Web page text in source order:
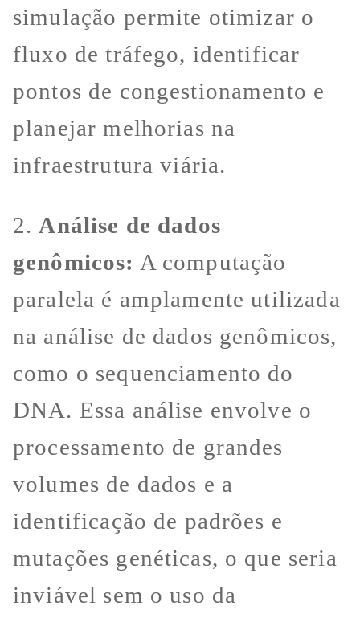
simulação permite otimizar o
fluxo de tráfego, identificar
pontos de congestionamento e
planejar melhorias na
infraestrutura viária.
2. Análise de dados
genômicos: A computação
paralela é amplamente utilizada
na análise de dados genômicos,
como o sequenciamento do
DNA. Essa análise envolve o
processamento de grandes
volumes de dados e a
identificação de padrões e
mutações genéticas, o que seria
inviável sem o uso da